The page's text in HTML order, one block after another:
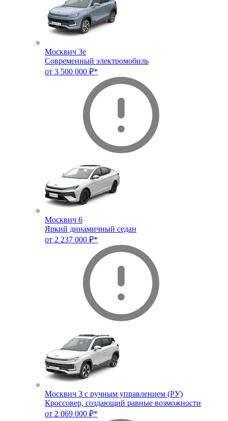
Москвич 3e
Современный электромобиль
от 3 500 000 ₽*
Москвич 6
Яркий динамичный седан
от 2 237 000 ₽*
Москвич 3 с ручным управлением (РУ)
Кроссовер, создающий равные возможности
от 2 069 000 ₽*